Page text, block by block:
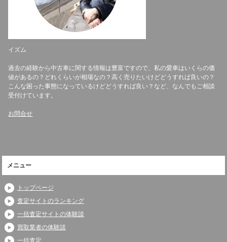
イズム
過去の経験から中古車に関する情報は豊富ですので、私の愛車はいくらの価
値があるの？どれくらいが相場なの？高く売りたいけどどうすれば良いの？
こんな困った事態になっているけどどうすれば良い？など、なんでもご相談
受付けています。
お問合せ
メニュー
トップページ
査定サイトのランキング
一括査定サイトの体験談
買取業者の体験談
一括査定